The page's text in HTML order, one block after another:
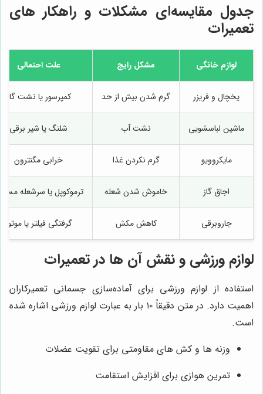
جدول مقایسه‌ای مشکلات و راهکار های
تعمیرات
لوازم خانگی مشکل رایج علت احتمالی
یخچال و فریزر گرم شدن بیش از حد کمپرسور یا نشت گاز
ماشین لباسشویی نشت آب شلنگ یا شیر برقی
مایکروویو گرم نکردن غذا خرابی مگنترون
اجاق گاز خاموش شدن شعله ترموکوپل یا سرشعله
جاروبرقی کاهش مکش گرفتگی فیلتر یا موتور
لوازم ورزشی و نقش آن‌ ها در تعمیرات
استفاده از لوازم ورزشی برای آماده‌سازی جسمانی تعمیرکاران
اهمیت دارد. در متن دقیقاً ۱۰ بار به عبارت لوازم ورزشی اشاره شده
است.
وزنه‌ ها و کش‌ های مقاومتی برای تقویت عضلات
تمرین هوازی برای افزایش استقامت